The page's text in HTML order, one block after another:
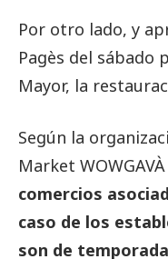
Por otro lado, y
Pagès del sábado
Mayor, la
Según la
Market
comercios
caso de los
son de